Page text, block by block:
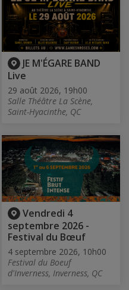
JE M'ÉGARE BAND
Live
29 août 2026, 19h00
Salle Théâtre La Scène,
Saint-Hyacinthe, QC
Vendredi 4
septembre 2026 -
Festival du Bœuf
4 septembre 2026, 10h00
Festival du Boeuf
d'Inverness, Inverness, QC